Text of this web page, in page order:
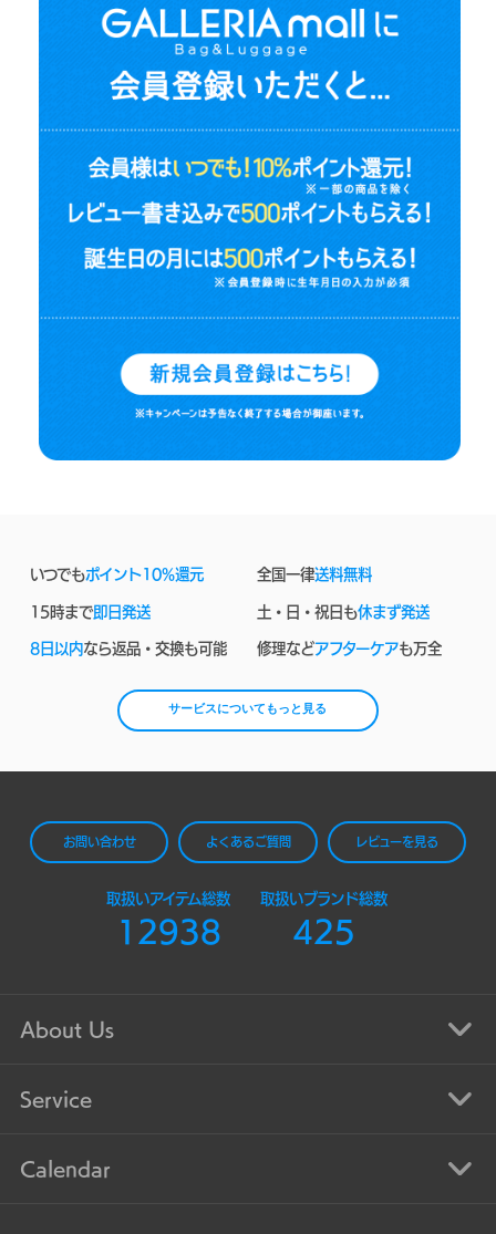
いつでもポイント10%還元 全国一律送料無料
15時まで即日発送 土・日・祝日も休まず発送
8日以内なら返品・交換も可能 修理などアフターケアも万全
サービスについてもっと見る
お問い合わせ よくあるご質問 レビューを見る
取扱いアイテム総数
12938
取扱いブランド総数
425
About Us
Service
Calendar